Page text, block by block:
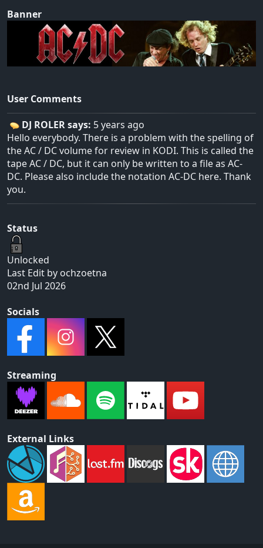
Banner
User Comments
DJ ROLER says: 5 years ago
Hello everybody. There is a problem with the spelling of
the AC / DC volume for review in KODI. This is called the
tape AC / DC, but it can only be written to a file as AC-
DC. Please also include the notation AC-DC here. Thank
you.
Status
Unlocked
Last Edit by ochzoetna
02nd Jul 2026
Socials
Streaming
External Links